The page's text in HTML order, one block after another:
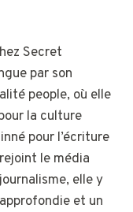
Secret
par son
people, où elle
la culture
pour l’écriture
le média
elle y
et un